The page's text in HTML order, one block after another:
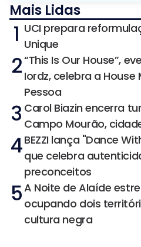
Mais Lidas
1 UCI prepara
Unique
2“This Is Our House”,
Iordz, celebra a House
Pessoa
3 Carol Biazin encerra
Campo Mourão,
4BEZZI lança "Dance
que celebra
preconceitos
5A Noite de Alaíde
ocupando dois
cultura negra